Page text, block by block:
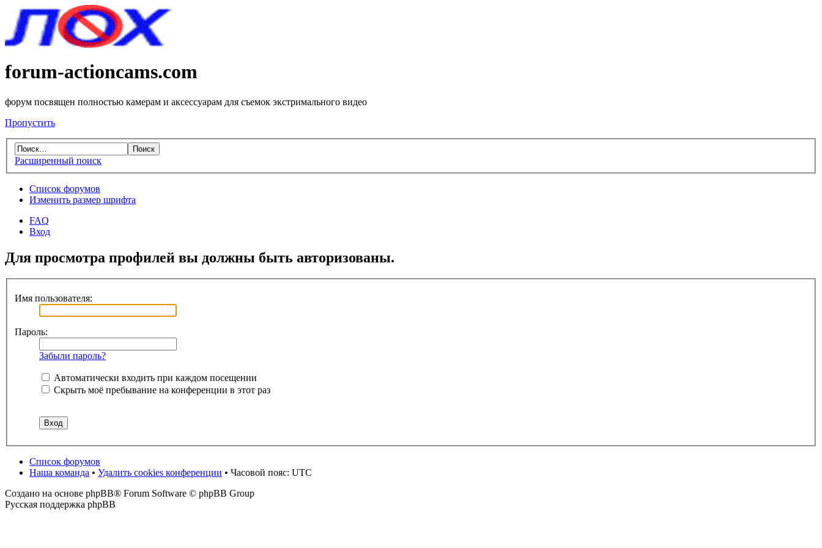
forum-actioncams.com
форум посвящен полностью камерам и аксессуарам для съемок экстримального видео
Пропустить
Расширенный поиск
Список форумов
Изменить размер шрифта
FAQ
Вход
Для просмотра профилей вы должны быть авторизованы.
Имя пользователя:
Пароль:
Забыли пароль?
Автоматически входить при каждом посещении
Скрыть моё пребывание на конференции в этот раз
Список форумов
Наша команда • Удалить cookies конференции • Часовой пояс: UTC
Создано на основе phpBB® Forum Software © phpBB Group
Русская поддержка phpBB